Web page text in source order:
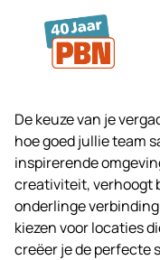
Ga naar hoofdinhoud
De keuze van je
hoe goed jullie team
inspirerende
creativiteit, verhoogt
onderlinge
kiezen voor locaties
creëer je de perfecte